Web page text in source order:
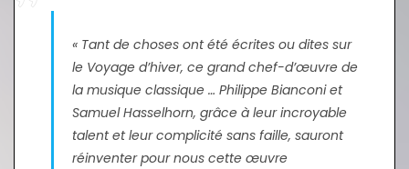
« Tant de choses ont été écrites ou dites sur
le Voyage d’hiver, ce grand chef-d’œuvre de
la musique classique … Philippe Bianconi et
Samuel Hasselhorn, grâce à leur incroyable
talent et leur complicité sans faille, sauront
réinventer pour nous cette œuvre